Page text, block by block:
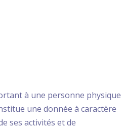
à une personne physique
une donnée à caractère
ses activités et de